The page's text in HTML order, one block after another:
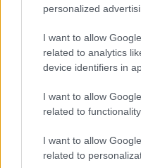
personalized
I want to allow
related to analytics
device identifiers in
I want to allow
related to
I want to allow
related to
Παράλληλα με τη
Studio One και Base
Corrective Exercise
ολοκλήρωσε το
Διαχείριση
Δημοκρίτειου